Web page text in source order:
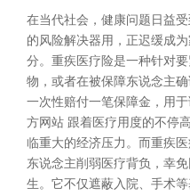
在当代社会，健康问题日益
的风险解决器用，正迟缓成
分。重疾医疗险是一种针对
物，或者在被保障东说念主
一次性赔付一笔保障金，用
方网站 跟着医疗用度的不停
临重大的经济压力。而重疾
东说念主削弱医疗背负，幸
生。它不仅遮蔽入院、手术